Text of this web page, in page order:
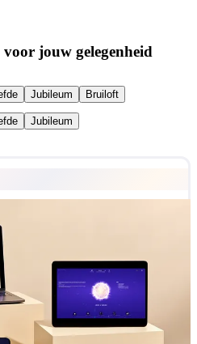
voor jouw gelegenheid
Jubileum Bruiloft
Jubileum